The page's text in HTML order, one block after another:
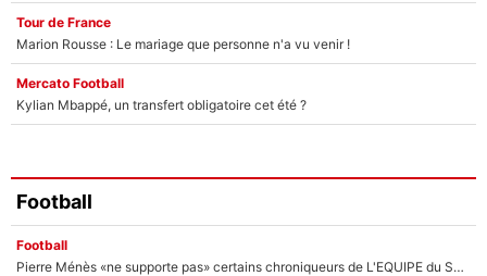
Tour de France
Marion Rousse : Le mariage que personne n'a vu venir !
Mercato Football
Kylian Mbappé, un transfert obligatoire cet été ?
Football
Football
Pierre Ménès «ne supporte pas» certains chroniqueurs de L'EQUIPE du Soir : Ils vont tous partir !